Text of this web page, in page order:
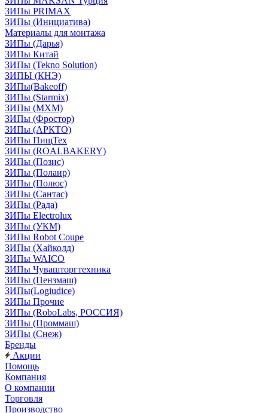
ЗИПы PRIMAX
ЗИПы (Инициатива)
Материалы для монтажа
ЗИПы (Дарья)
ЗИПы Китай
ЗИПы (Tekno Solution)
ЗИПЫ (КНЭ)
ЗИПы(Bakeoff)
ЗИПы (Starmix)
ЗИПы (МХМ)
ЗИПы (Фростор)
ЗИПы (АРКТО)
ЗИПы ПищТех
ЗИПы (ROALBAKERY)
ЗИПы (Позис)
ЗИПы (Полаир)
ЗИПы (Полюс)
ЗИПы (Сантас)
ЗИПы (Рада)
ЗИПы Electrolux
ЗИПы (УКМ)
ЗИПы Robot Coupe
ЗИПы (Хайколд)
ЗИПы WAICO
ЗИПы Чувашторгтехника
ЗИПы (Пензмаш)
ЗИПы(Logiudice)
ЗИПы Прочие
ЗИПы (RoboLabs, РОССИЯ)
ЗИПы (Проммаш)
ЗИПы (Снеж)
Бренды
Акции
Помощь
Компания
О компании
Торговля
Производство